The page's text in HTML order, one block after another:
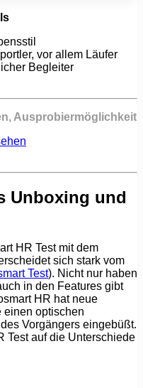
vor allem Läufer
Begleiter
Ausprobiermöglichkeit
Unboxing und
HR Test mit dem
sich stark vom
Test). Nicht nur haben
in den Features gibt
HR hat neue
einen optischen
Vorgängers eingebüßt.
Test auf die Unterschiede